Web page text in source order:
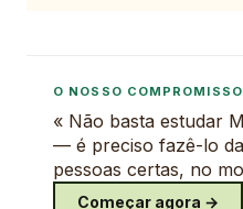
O NOSSO COMPROMISSO
« Não basta estudar
— é preciso fazê-lo
pessoas certas, no
Começar agora →